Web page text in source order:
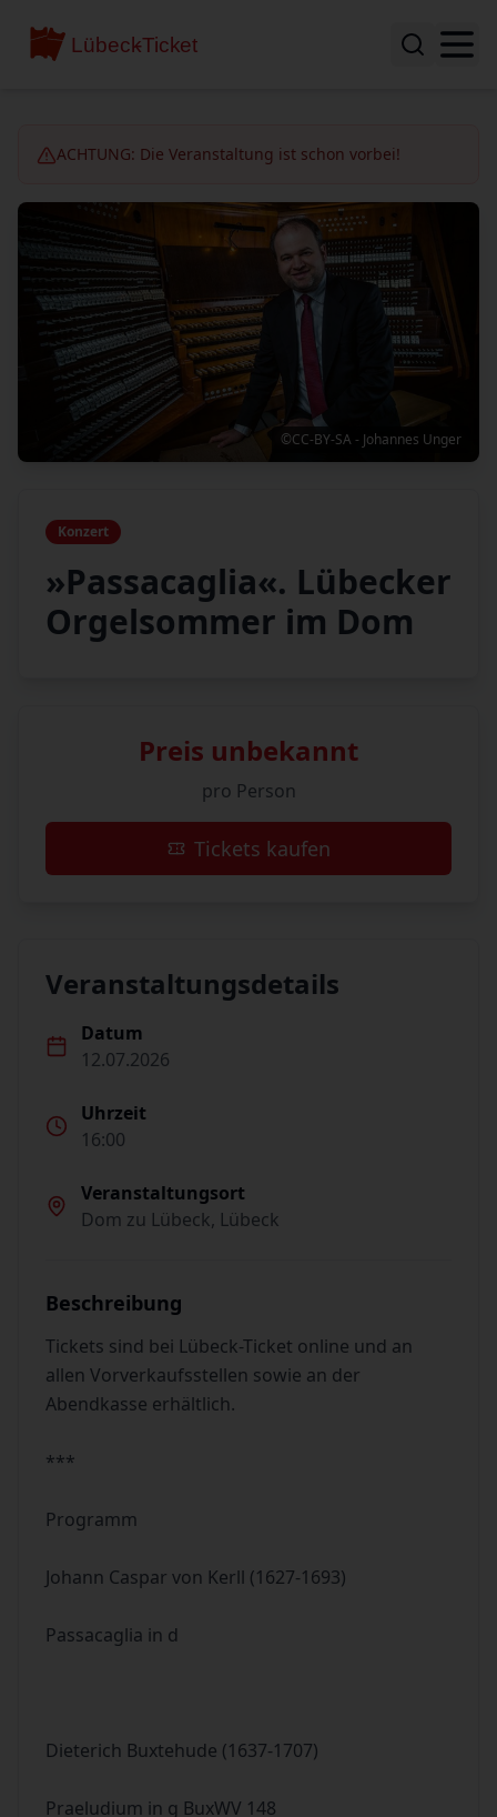
ACHTUNG: Die Veranstaltung ist schon vorbei!
©CC-BY-SA - Johannes Unger
Konzert
»Passacaglia«. Lübecker
Orgelsommer im Dom
Preis unbekannt
pro Person
Tickets kaufen
Veranstaltungsdetails
Datum
12.07.2026
Uhrzeit
16:00
Veranstaltungsort
Dom zu Lübeck, Lübeck
Beschreibung
Tickets sind bei Lübeck-Ticket online und an
allen Vorverkaufsstellen sowie an der
Abendkasse erhältlich.
***
Programm
Johann Caspar von Kerll (1627-1693)
Passacaglia in d
Dieterich Buxtehude (1637-1707)
Praeludium in g BuxWV 148